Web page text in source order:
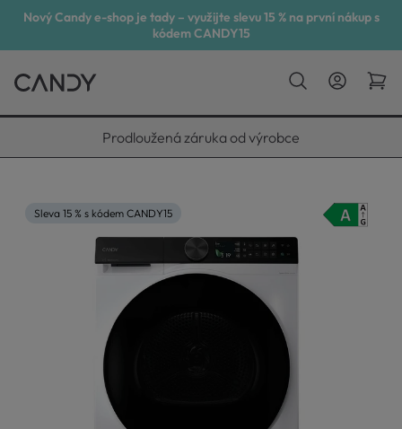
Nový Candy e-shop je tady – využijte slevu 15 % na první nákup s
kódem CANDY15
Vyneseme, zapojíme, odvezeme
Sleva 15 % s kódem CANDY15